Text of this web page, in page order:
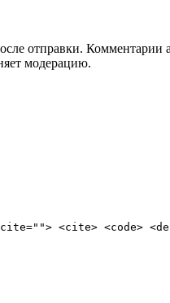
отправки.
модерацию.
<cite> <code>